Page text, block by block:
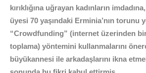
kırıklığına uğrayan kadınların
üyesi 70 yaşındaki Erminia’nın torunu
“Crowdfunding” (internet üzerinden
toplama) yöntemini kullanmalarını
büyükannesi ile arkadaşlarını ikna